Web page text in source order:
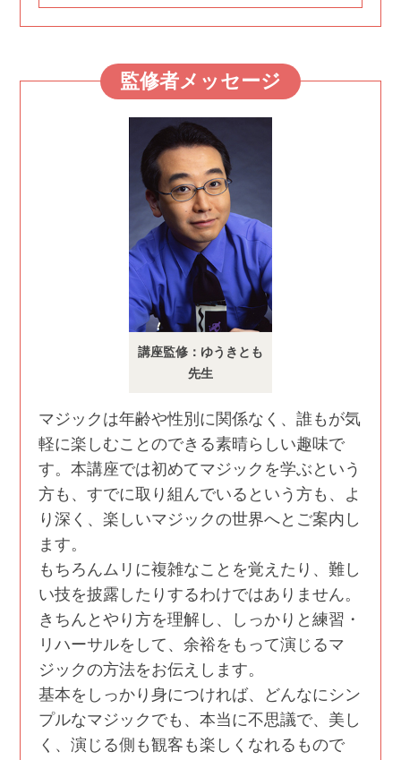
監修者メッセージ
講座監修：ゆうきとも
先生
マジックは年齢や性別に関係なく、誰もが気
軽に楽しむことのできる素晴らしい趣味で
す。本講座では初めてマジックを学ぶという
方も、すでに取り組んでいるという方も、よ
り深く、楽しいマジックの世界へとご案内し
ます。
もちろんムリに複雑なことを覚えたり、難し
い技を披露したりするわけではありません。
きちんとやり方を理解し、しっかりと練習・
リハーサルをして、余裕をもって演じるマ
ジックの方法をお伝えします。
基本をしっかり身につければ、どんなにシン
プルなマジックでも、本当に不思議で、美し
く、演じる側も観客も楽しくなれるもので